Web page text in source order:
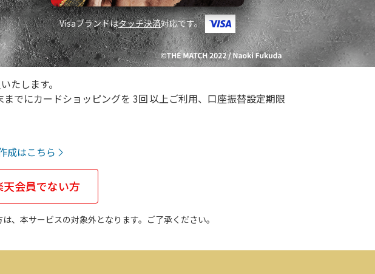
Visaブランドはタッチ決済対応です。
たします。
でにカードショッピングを 3回以上ご利用、口座振替設定期限
成はこちら
天会員でない方
、本サービスの対象外となります。ご了承ください。